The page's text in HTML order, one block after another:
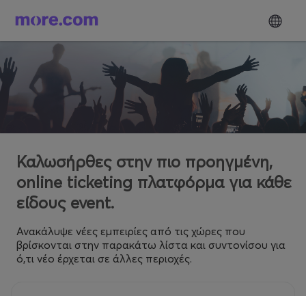
Καλωσήρθες στην πιο προηγμένη,
online ticketing πλατφόρμα για κάθε
είδους event.
Ανακάλυψε νέες εμπειρίες από τις χώρες που
βρίσκονται στην παρακάτω λίστα και συντονίσου για
ό,τι νέο έρχεται σε άλλες περιοχές.